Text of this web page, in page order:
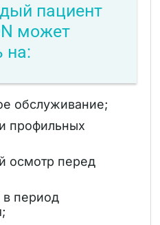
пациент
может
на:
обслуживание;
профильных
осмотр перед
период